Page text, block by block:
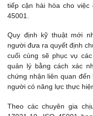
tiếp cận hài hòa cho việc
45001.
Quy định kỹ thuật mới
người đưa ra quyết định
cuối cùng sẽ phục vụ
quản lý bằng cách xác
chứng nhận liên quan
người có năng lực thực
Theo các chuyên gia